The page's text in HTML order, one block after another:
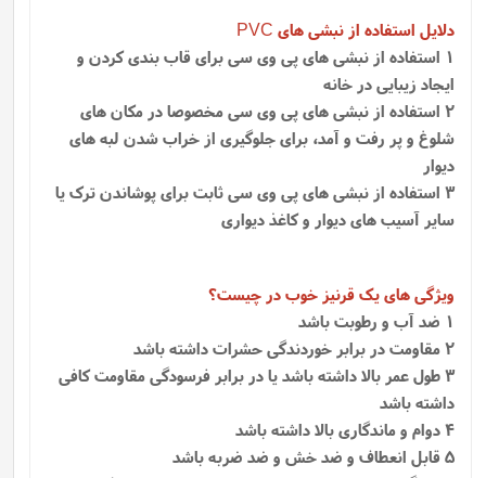
دلایل استفاده از نبشی های PVC
1 استفاده از نبشی های پی وی سی برای قاب بندی کردن و
ایجاد زیبایی در خانه
2 استفاده از نبشی های پی وی سی مخصوصا در مکان های
شلوغ و پر رفت و آمد، برای جلوگیری از خراب شدن لبه های
دیوار
3 استفاده از نبشی های پی وی سی ثابت برای پوشاندن ترک یا
سایر آسیب های دیوار و کاغذ دیواری
ویژگی های یک قرنیز خوب در چیست؟
1 ضد آب و رطوبت باشد
2 مقاومت در برابر خوردندگی حشرات داشته باشد
3 طول عمر بالا داشته باشد یا در برابر فرسودگی مقاومت کافی
داشته باشد
4 دوام و ماندگاری بالا داشته باشد
5 قابل انعطاف و ضد خش و ضد ضربه باشد